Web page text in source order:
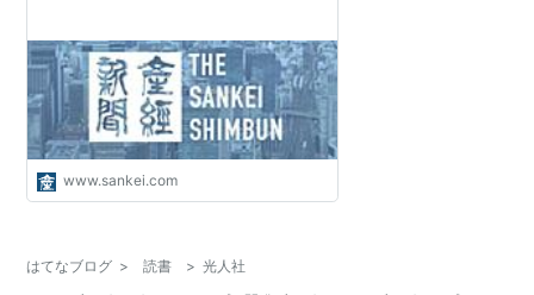
www.sankei.com
はてなブログ > 読書 > 光人社